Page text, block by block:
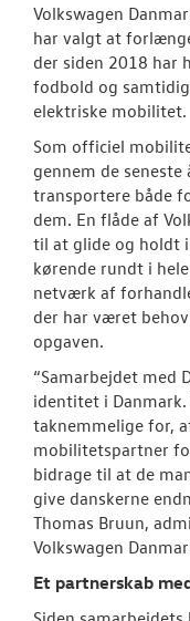
Volkswagen
har valgt at
der siden 2018 har
fodbold og
elektriske mobilitet.
Som officiel
gennem de
transportere både
dem. En flåde af
til at glide og holdt
kørende rundt i
netværk af
der har været
opgaven.
“Samarbejdet med
identitet i
taknemmelige for,
mobilitetspartner
bidrage til at de
give danskerne
Thomas Bruun,
Volkswagen
Et partnerskab